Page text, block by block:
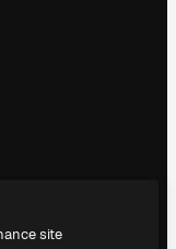
site